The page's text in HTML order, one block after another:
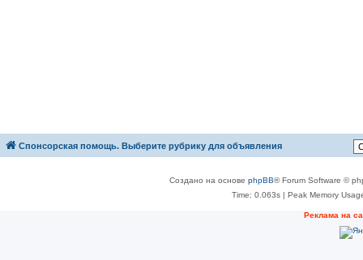
Спонсорская помощь. Выберите рубрику для объявления
Создано на основе phpBB® Forum Software ©
Time: 0.063s| Peak Memory
Реклама на